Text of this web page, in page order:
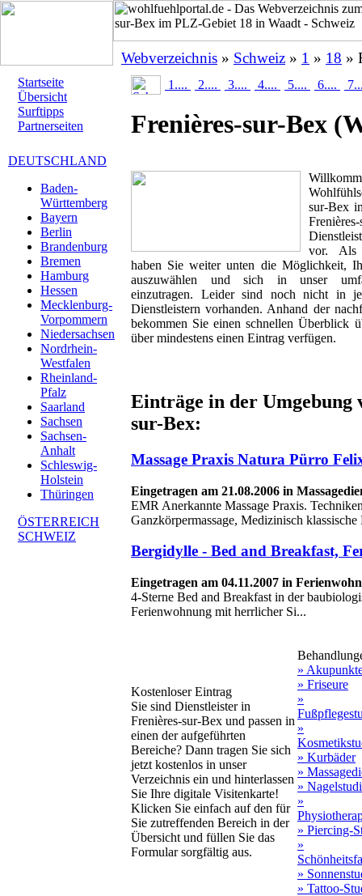
Webverzeichnis » Schweiz » 1 » 18 »
Startseite
Übersicht
Surftipps
Partnerseiten
DEUTSCHLAND
Baden-
Württemberg
Bayern
Berlin
Brandenburg
Bremen
Hamburg
Hessen
Mecklenburg-
Vorpommern
Niedersachsen
Nordrhein-
Westfalen
Rheinland-
Pfalz
Saarland
Sachsen
Sachsen-
Anhalt
Schleswig-
Holstein
Thüringen
ÖSTERREICH
SCHWEIZ
1.... 2.... 3.... 4.... 5.... 6....
Frenières-sur-Bex
sur-Bex
vor. Als
haben Sie weiter unten die Möglichkeit,
auszuwählen und sich in unser
einzutragen. Leider sind noch nicht in
Dienstleistern vorhanden. Anhand der
bekommen Sie einen schnellen Überblick
über mindestens einen Eintrag verfügen.
Einträge in der Umgebung
sur-Bex:
Massage Praxis Natura Pürro
Eingetragen am 21.08.2006 in
EMR Anerkannte Massage Praxis.
Ganzkörpermassage, Medizinisch klassische
Bergidylle - Bed and Breakfast,
Eingetragen am 04.11.2007 in
4-Sterne Bed and Breakfast in der
Ferienwohnung mit herrlicher Si...
Kostenloser Eintrag
Sie sind Dienstleister in
Frenières-sur-Bex und passen in
einen der aufgeführten
Bereiche? Dann tragen Sie sich
jetzt kostenlos in unser
Verzeichnis ein und hinterlassen
Sie Ihre digitale Visitenkarte!
Klicken Sie einfach auf den für
Sie zutreffenden Bereich in der
Übersicht und füllen Sie das
Formular sorgfältig aus.
»
» Friseure
»
»
» Kurbäder
»
»
»
» Piercing-
»
»
» Tattoo-